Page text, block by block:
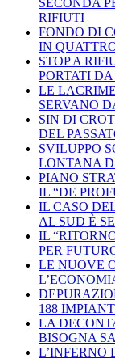
SECONDA
RIFIUTI
FONDO DI
IN
STOP A
PORTATI
LE
SERVANO
SIN DI
DEL
SVILUPPO
LONTANA
PIANO
IL “DE
IL CASO
AL SUD È
IL
PER
LE NUOVE
188
LA
BISOGNA
L’INFERNO